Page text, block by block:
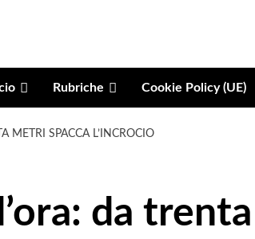
Rubriche Cookie Policy (UE)
METRI SPACCA L’INCROCIO
da trenta